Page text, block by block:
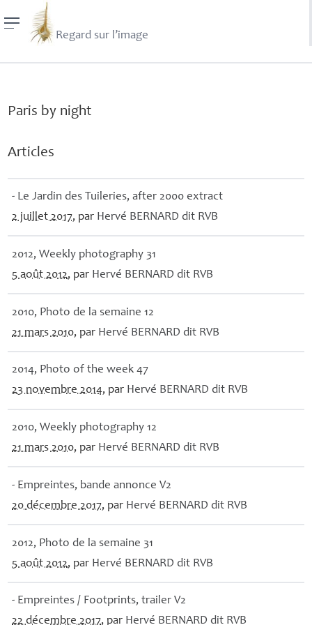
Regard sur l’image
Paris by night
Articles
- Le Jardin des Tuileries, after 2000 extract
2 juillet 2017, par Hervé BERNARD dit RVB
2012, Weekly photography 31
5 août 2012, par Hervé BERNARD dit RVB
2010, Photo de la semaine 12
21 mars 2010, par Hervé BERNARD dit RVB
2014, Photo of the week 47
23 novembre 2014, par Hervé BERNARD dit RVB
2010, Weekly photography 12
21 mars 2010, par Hervé BERNARD dit RVB
- Empreintes, bande annonce V2
20 décembre 2017, par Hervé BERNARD dit RVB
2012, Photo de la semaine 31
5 août 2012, par Hervé BERNARD dit RVB
- Empreintes / Footprints, trailer V2
22 décembre 2017, par Hervé BERNARD dit RVB